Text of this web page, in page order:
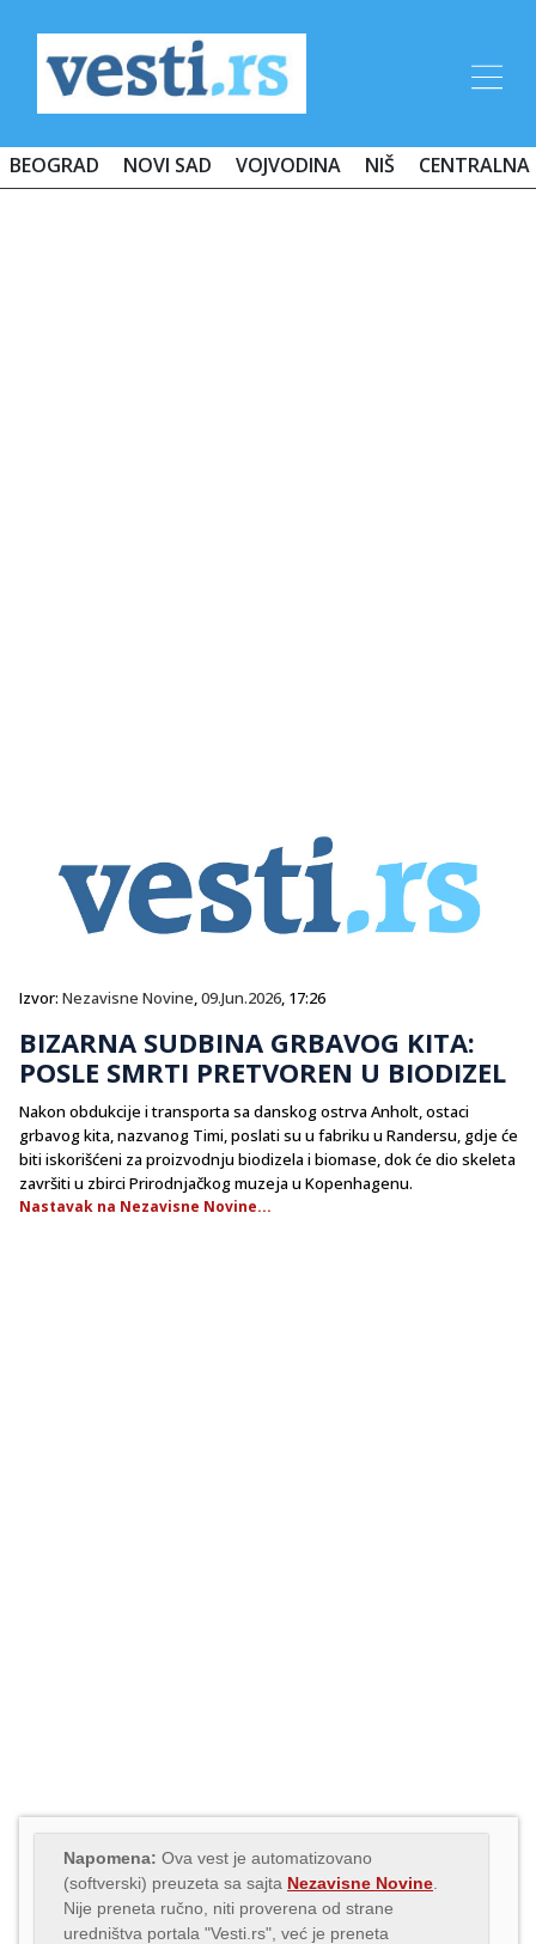
BEOGRAD NOVI SAD VOJVODINA NIŠ CENTRALNA
Izvor: Nezavisne Novine,09.Jun.2026, 17:26
BIZARNA SUDBINA GRBAVOG KITA:
POSLE SMRTI PRETVOREN U BIODIZEL
Nakon obdukcije i transporta sa danskog ostrva Anholt, ostaci
grbavog kita, nazvanog Timi, poslati su u fabriku u Randersu, gdje će
biti iskorišćeni za proizvodnju biodizela i biomase, dok će dio skeleta
završiti u zbirci Prirodnjačkog muzeja u Kopenhagenu.
Nastavak na Nezavisne Novine...
Napomena: Ova vest je automatizovano
(softverski) preuzeta sa sajta Nezavisne Novine
Nije preneta ručno, niti proverena od strane
uredništva portala "Vesti.rs", već je preneta